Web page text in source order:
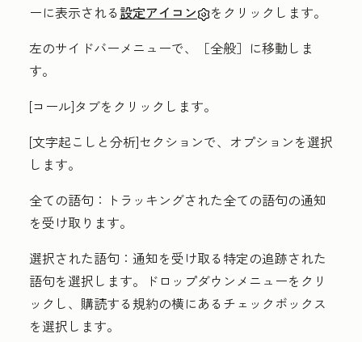
ーに表示される設定アイコン
をクリックします。
左のサイドバーメニューで、
［全般］ に移動しま
す。
[コール]タブをクリックします。
[文字起こしと分析]セクションで、オプションを選択
します。
全ての語句： トラッキングされた全ての語句の通知
を受け取ります。
選択された語句： 通知を受け取る特定の追跡された
語句を選択します。
ドロップダウンメニューを クリ
ックし、購読する規約の横にあるチェックボックス
を選択します。